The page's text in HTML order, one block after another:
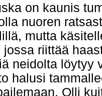
on kaunis
nuoren
mutta
jossa riittää
neidolta löytyy
halusi
Olli